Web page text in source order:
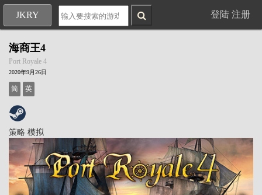
JKRY 登陆 注册
海商王4
Port Royale 4
2020年9月26日
简 英
策略 模拟